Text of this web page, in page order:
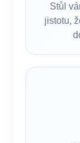
Stůl
jistotu,